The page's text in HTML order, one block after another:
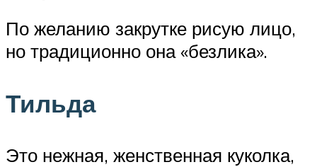
По желанию закрутке рисую лицо,
но традиционно она «безлика».
Тильда
Это нежная, женственная куколка,